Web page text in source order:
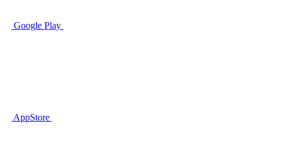
Google Play
AppStore